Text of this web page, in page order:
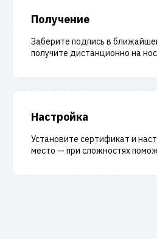
Получение
Заберите подпись в
получите дистанционно на
Настройка
Установите сертификат и
место — при сложностях